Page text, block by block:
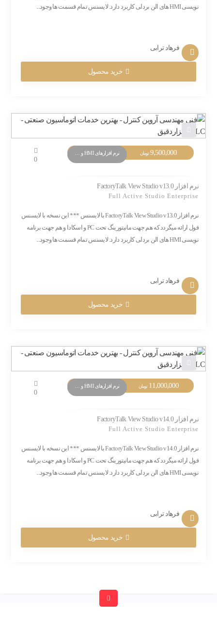
نویسی HMI های الن بردلی کاربرد دارد. لایسنس تمام قسمت ها وجود...
فرهاد ترابی
خرید محصول
9,500,000 تومان
0
نرم افزار FactoryTalk View Studio v13.0
Full Active Studio Enterprise
نرم افزار FactoryTalk View Studio v13.0 با لایسنس *** این نسخه با لایسنس
فول ارائه میگردد که هم جهت مانیتورینگ تحت PC و اسکادا و هم جهت برنامه
نویسی HMI های الن بردلی کاربرد دارد. لایسنس تمام قسمت ها وجود...
فرهاد ترابی
خرید محصول
11,000,000 تومان
0
نرم افزار FactoryTalk View Studio v14.0
Full Active Studio Enterprise
نرم افزار FactoryTalk View Studio v14.0 با لایسنس *** این نسخه با لایسنس
فول ارائه میگردد که هم جهت مانیتورینگ تحت PC و اسکادا و هم جهت برنامه
نویسی HMI های الن بردلی کاربرد دارد. لایسنس تمام قسمت ها وجود...
فرهاد ترابی
خرید محصول